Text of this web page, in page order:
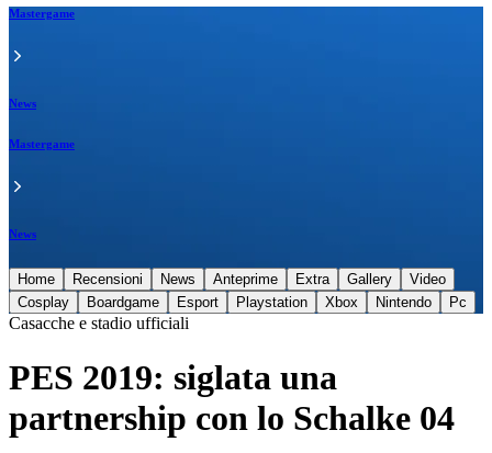
Mastergame
News
Mastergame
News
Home Recensioni News Anteprime Extra Gallery
Video
Cosplay
Boardgame Esport Playstation Xbox Nintendo Pc
Casacche e stadio ufficiali
PES 2019: siglata una
partnership con lo Schalke 04